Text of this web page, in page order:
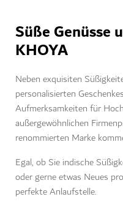
Süße Genüsse
KHOYA
Neben exquisiten
personalisierten
Aufmerksamkeiten für
außergewöhnlichen
renommierten Marke
Egal, ob Sie indische
oder gerne etwas Neues
perfekte Anlaufstelle.